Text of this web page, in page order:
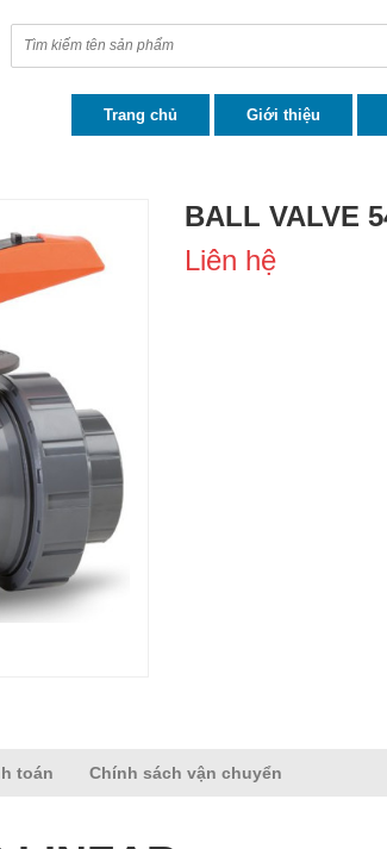
Trang chủ Giới thiệu
BALL VALVE
Liên hệ
toán Chính sách vận chuyển